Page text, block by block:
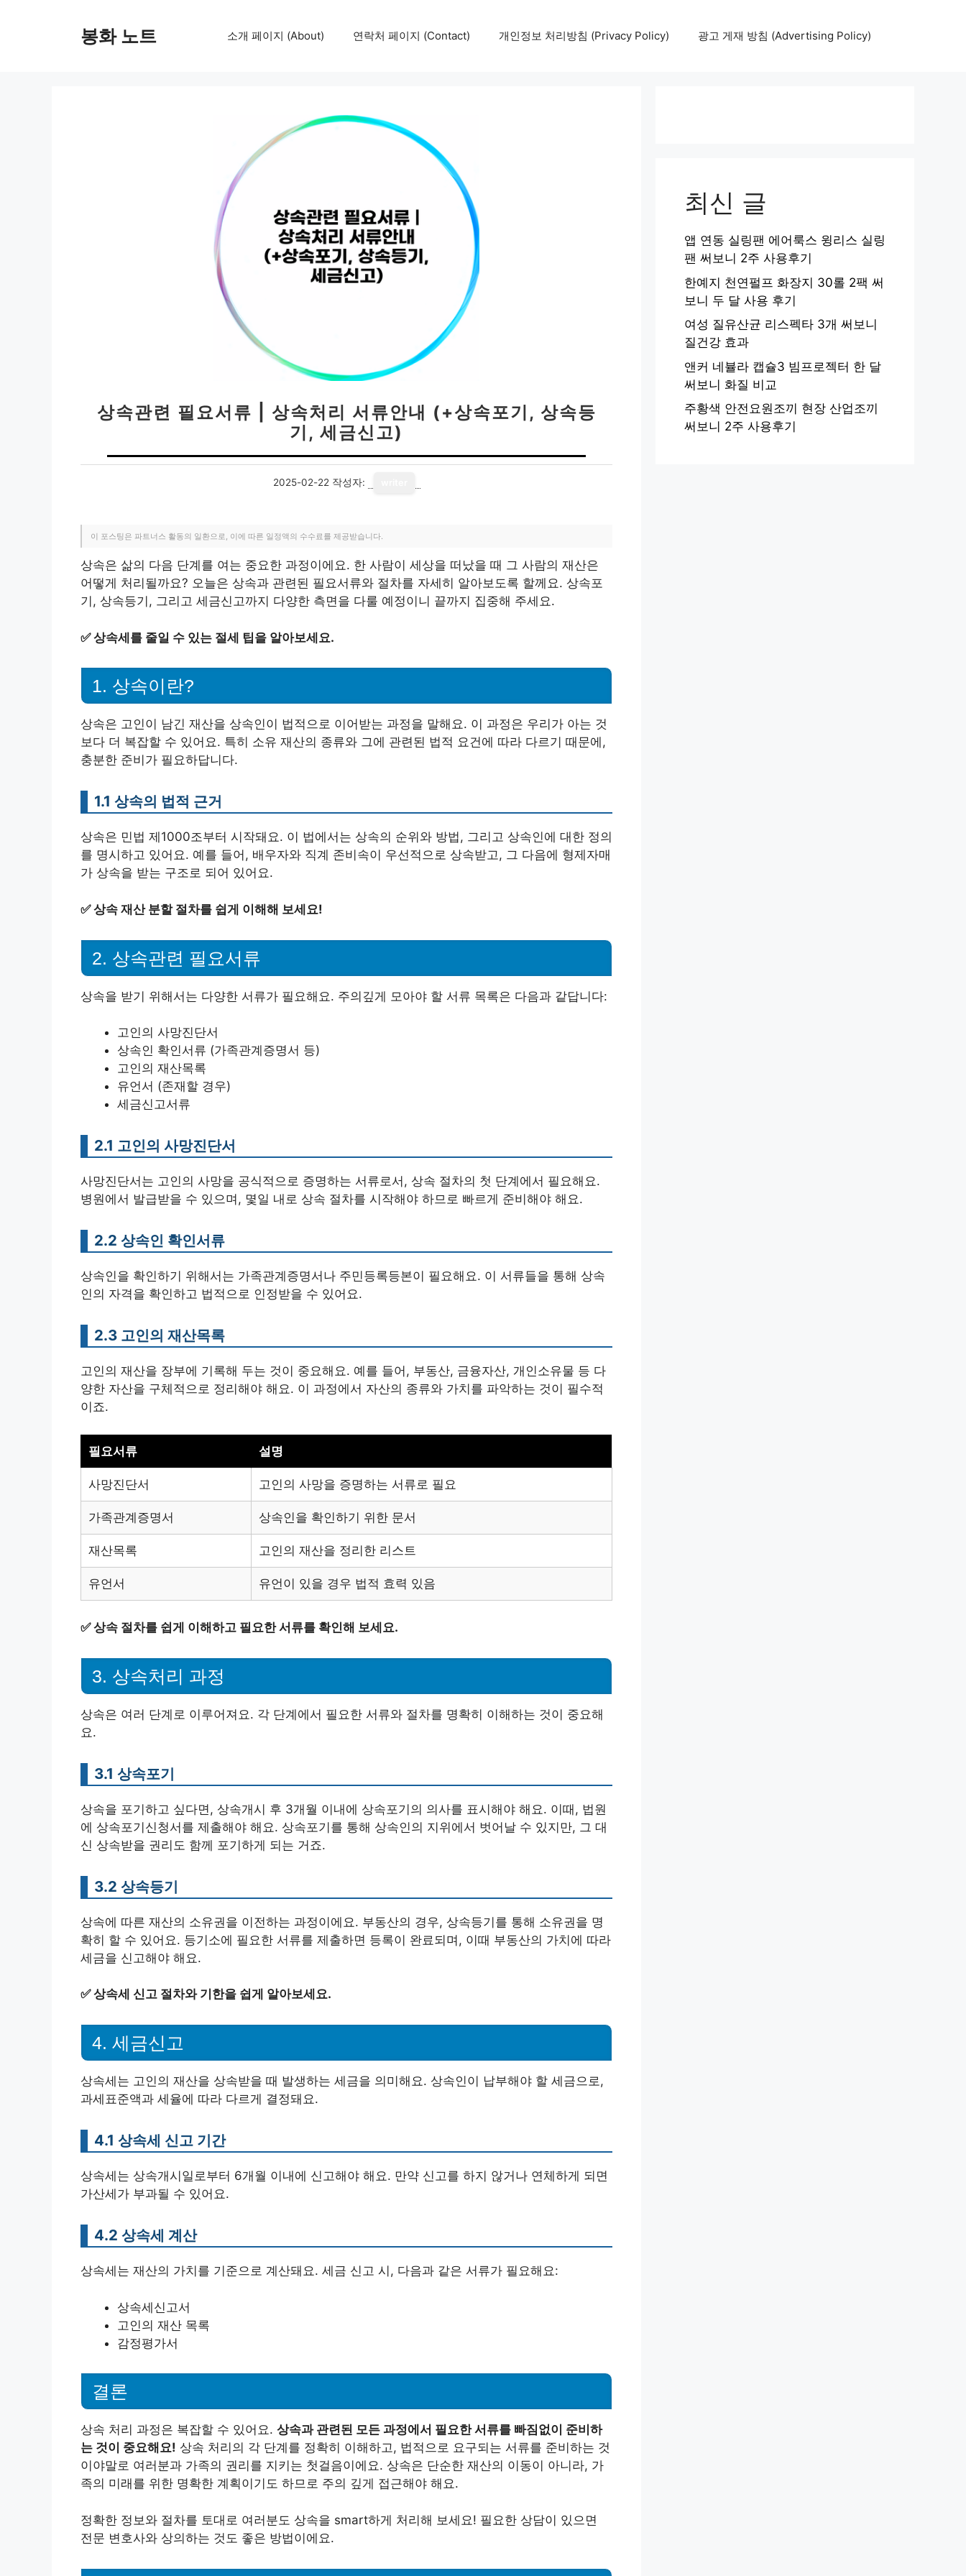
봉화 노트 소개 페이지 (About) 연락처 페이지 (Contact) 개인정보 처리방침 (Privacy Policy) 광고 게재 방침 (Advertising Policy)
상속관련 필요서류 | 상속처리 서류안내 (+상속포기, 상속등
기, 세금신고)
2025-02-22 작성자:
이 포스팅은 파트너스 활동의 일환으로, 이에 따른 일정액의 수수료를 제공받습니다.
상속은 삶의 다음 단계를 여는 중요한 과정이에요. 한 사람이 세상을 떠났을 때 그 사람의 재산은
어떻게 처리될까요? 오늘은 상속과 관련된 필요서류와 절차를 자세히 알아보도록 할께요. 상속포
기, 상속등기, 그리고 세금신고까지 다양한 측면을 다룰 예정이니 끝까지 집중해 주세요.
✅상속세를 줄일 수 있는 절세 팁을 알아보세요.
1. 상속이란?
상속은 고인이 남긴 재산을 상속인이 법적으로 이어받는 과정을 말해요. 이 과정은 우리가 아는 것
보다 더 복잡할 수 있어요. 특히 소유 재산의 종류와 그에 관련된 법적 요건에 따라 다르기 때문에,
충분한 준비가 필요하답니다.
1.1 상속의 법적 근거
상속은 민법 제1000조부터 시작돼요. 이 법에서는 상속의 순위와 방법, 그리고 상속인에 대한 정의
를 명시하고 있어요. 예를 들어, 배우자와 직계 존비속이 우선적으로 상속받고, 그 다음에 형제자매
가 상속을 받는 구조로 되어 있어요.
✅상속 재산 분할 절차를 쉽게 이해해 보세요!
2. 상속관련 필요서류
상속을 받기 위해서는 다양한 서류가 필요해요. 주의깊게 모아야 할 서류 목록은 다음과 같답니다:
고인의 사망진단서
상속인 확인서류 (가족관계증명서 등)
고인의 재산목록
유언서 (존재할 경우)
세금신고서류
2.1 고인의 사망진단서
사망진단서는 고인의 사망을 공식적으로 증명하는 서류로서, 상속 절차의 첫 단계에서 필요해요.
병원에서 발급받을 수 있으며, 몇일 내로 상속 절차를 시작해야 하므로 빠르게 준비해야 해요.
2.2 상속인 확인서류
상속인을 확인하기 위해서는 가족관계증명서나 주민등록등본이 필요해요. 이 서류들을 통해 상속
인의 자격을 확인하고 법적으로 인정받을 수 있어요.
2.3 고인의 재산목록
고인의 재산을 장부에 기록해 두는 것이 중요해요. 예를 들어, 부동산, 금융자산, 개인소유물 등 다
양한 자산을 구체적으로 정리해야 해요. 이 과정에서 자산의 종류와 가치를 파악하는 것이 필수적
이죠.
필요서류 설명
사망진단서 고인의 사망을 증명하는 서류로 필요
가족관계증명서 상속인을 확인하기 위한 문서
재산목록 고인의 재산을 정리한 리스트
유언서 유언이 있을 경우 법적 효력 있음
✅상속 절차를 쉽게 이해하고 필요한 서류를 확인해 보세요.
3. 상속처리 과정
상속은 여러 단계로 이루어져요. 각 단계에서 필요한 서류와 절차를 명확히 이해하는 것이 중요해
요.
3.1 상속포기
상속을 포기하고 싶다면, 상속개시 후 3개월 이내에 상속포기의 의사를 표시해야 해요. 이때, 법원
에 상속포기신청서를 제출해야 해요. 상속포기를 통해 상속인의 지위에서 벗어날 수 있지만, 그 대
신 상속받을 권리도 함께 포기하게 되는 거죠.
3.2 상속등기
상속에 따른 재산의 소유권을 이전하는 과정이에요. 부동산의 경우, 상속등기를 통해 소유권을 명
확히 할 수 있어요. 등기소에 필요한 서류를 제출하면 등록이 완료되며, 이때 부동산의 가치에 따라
세금을 신고해야 해요.
✅상속세 신고 절차와 기한을 쉽게 알아보세요.
4. 세금신고
상속세는 고인의 재산을 상속받을 때 발생하는 세금을 의미해요. 상속인이 납부해야 할 세금으로,
과세표준액과 세율에 따라 다르게 결정돼요.
4.1 상속세 신고 기간
상속세는 상속개시일로부터 6개월 이내에 신고해야 해요. 만약 신고를 하지 않거나 연체하게 되면
가산세가 부과될 수 있어요.
4.2 상속세 계산
상속세는 재산의 가치를 기준으로 계산돼요. 세금 신고 시, 다음과 같은 서류가 필요해요:
상속세신고서
고인의 재산 목록
감정평가서
결론
상속 처리 과정은 복잡할 수 있어요. 상속과 관련된 모든 과정에서 필요한 서류를 빠짐없이 준비하
는 것이 중요해요! 상속 처리의 각 단계를 정확히 이해하고, 법적으로 요구되는 서류를 준비하는 것
이야말로 여러분과 가족의 권리를 지키는 첫걸음이에요. 상속은 단순한 재산의 이동이 아니라, 가
족의 미래를 위한 명확한 계획이기도 하므로 주의 깊게 접근해야 해요.
정확한 정보와 절차를 토대로 여러분도 상속을 smart하게 처리해 보세요! 필요한 상담이 있으면
전문 변호사와 상의하는 것도 좋은 방법이에요.
최신 글
앱 연동 실링팬 에어룩스 윙리스 실링
팬 써보니 2주 사용후기
한예지 천연펄프 화장지 30롤 2팩 써
보니 두 달 사용 후기
여성 질유산균 리스펙타 3개 써보니
질건강 효과
앤커 네뷸라 캡슐3 빔프로젝터 한 달
써보니 화질 비교
주황색 안전요원조끼 현장 산업조끼
써보니 2주 사용후기